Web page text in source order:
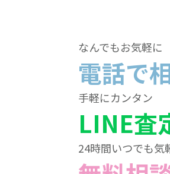
なんでもお気軽に
電話で
手軽にカンタン
LINE査
24時間いつでも気